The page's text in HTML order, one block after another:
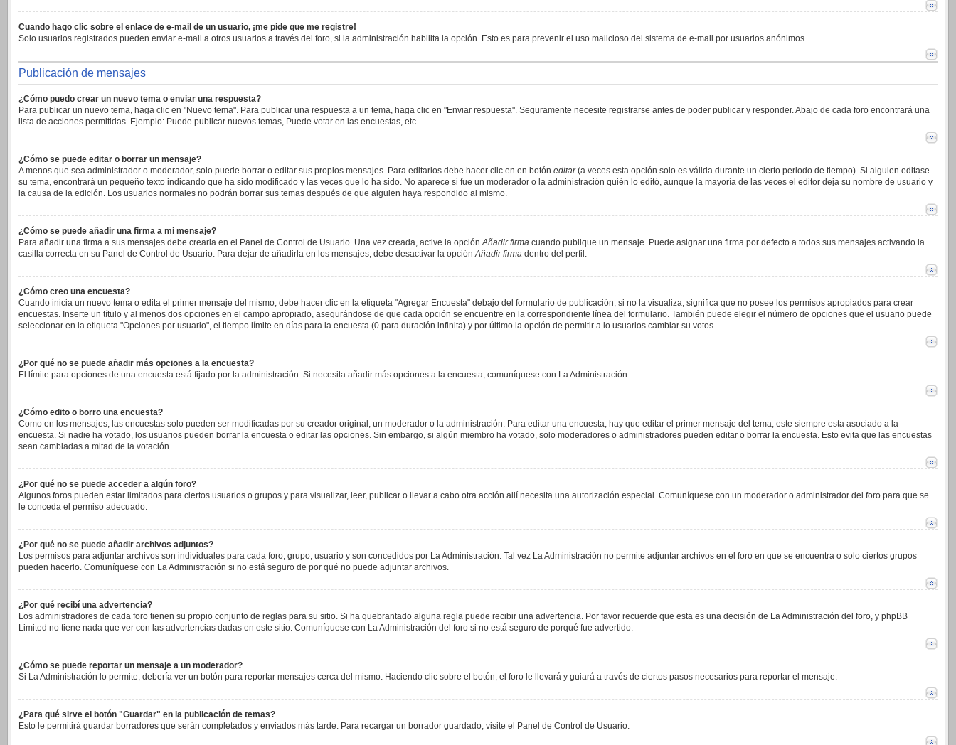
Cuando hago clic sobre el enlace de e-mail de un usuario, ¡me pide que me registre!
Solo usuarios registrados pueden enviar e-mail a otros usuarios a través del foro, si la administración habilita la opción. Esto es para prevenir el uso malicioso del sistema de e-mail por usuarios anónimos.
Publicación de mensajes
¿Cómo puedo crear un nuevo tema o enviar una respuesta?
Para publicar un nuevo tema, haga clic en "Nuevo tema". Para publicar una respuesta a un tema, haga clic en "Enviar respuesta". Seguramente necesite registrarse antes de poder publicar y responder. Abajo de cada foro encontrará una
lista de acciones permitidas. Ejemplo: Puede publicar nuevos temas, Puede votar en las encuestas, etc.
¿Cómo se puede editar o borrar un mensaje?
A menos que sea administrador o moderador, solo puede borrar o editar sus propios mensajes. Para editarlos debe hacer clic en en botón editar(a veces esta opción solo es válida durante un cierto periodo de tiempo). Si alguien editase
su tema, encontrará un pequeño texto indicando que ha sido modificado y las veces que lo ha sido. No aparece si fue un moderador o la administración quién lo editó, aunque la mayoría de las veces el editor deja su nombre de usuario y
la causa de la edición. Los usuarios normales no podrán borrar sus temas después de que alguien haya respondido al mismo.
¿Cómo se puede añadir una firma a mi mensaje?
Para añadir una firma a sus mensajes debe crearla en el Panel de Control de Usuario. Una vez creada, active la opciónAñadir firma cuando publique un mensaje. Puede asignar una firma por defecto a todos sus mensajes activando la
casilla correcta en su Panel de Control de Usuario. Para dejar de añadirla en los mensajes, debe desactivar la opciónAñadir firma dentro del perfil.
¿Cómo creo una encuesta?
Cuando inicia un nuevo tema o edita el primer mensaje del mismo, debe hacer clic en la etiqueta "Agregar Encuesta" debajo del formulario de publicación; si no la visualiza, significa que no posee los permisos apropiados para crear
encuestas. Inserte un título y al menos dos opciones en el campo apropiado, asegurándose de que cada opción se encuentre en la correspondiente línea del formulario. También puede elegir el número de opciones que el usuario puede
seleccionar en la etiqueta "Opciones por usuario", el tiempo límite en días para la encuesta (0 para duración infinita) y por último la opción de permitir a lo usuarios cambiar su votos.
¿Por qué no se puede añadir más opciones a la encuesta?
El límite para opciones de una encuesta está fijado por la administración. Si necesita añadir más opciones a la encuesta, comuníquese con La Administración.
¿Cómo edito o borro una encuesta?
Como en los mensajes, las encuestas solo pueden ser modificadas por su creador original, un moderador o la administración. Para editar una encuesta, hay que editar el primer mensaje del tema; este siempre esta asociado a la
encuesta. Si nadie ha votado, los usuarios pueden borrar la encuesta o editar las opciones. Sin embargo, si algún miembro ha votado, solo moderadores o administradores pueden editar o borrar la encuesta. Esto evita que las encuestas
sean cambiadas a mitad de la votación.
¿Por qué no se puede acceder a algún foro?
Algunos foros pueden estar limitados para ciertos usuarios o grupos y para visualizar, leer, publicar o llevar a cabo otra acción allí necesita una autorización especial. Comuníquese con un moderador o administrador del foro para que se
le conceda el permiso adecuado.
¿Por qué no se puede añadir archivos adjuntos?
Los permisos para adjuntar archivos son individuales para cada foro, grupo, usuario y son concedidos por La Administración. Tal vez La Administración no permite adjuntar archivos en el foro en que se encuentra o solo ciertos grupos
pueden hacerlo. Comuníquese con La Administración si no está seguro de por qué no puede adjuntar archivos.
¿Por qué recibí una advertencia?
Los administradores de cada foro tienen su propio conjunto de reglas para su sitio. Si ha quebrantado alguna regla puede recibir una advertencia. Por favor recuerde que esta es una decisión de La Administración del foro, y phpBB
Limited no tiene nada que ver con las advertencias dadas en este sitio. Comuníquese con La Administración del foro si no está seguro de porqué fue advertido.
¿Cómo se puede reportar un mensaje a un moderador?
Si La Administración lo permite, debería ver un botón para reportar mensajes cerca del mismo. Haciendo clic sobre el botón, el foro le llevará y guiará a través de ciertos pasos necesarios para reportar el mensaje.
¿Para qué sirve el botón "Guardar" en la publicación de temas?
Esto le permitirá guardar borradores que serán completados y enviados más tarde. Para recargar un borrador guardado, visite el Panel de Control de Usuario.